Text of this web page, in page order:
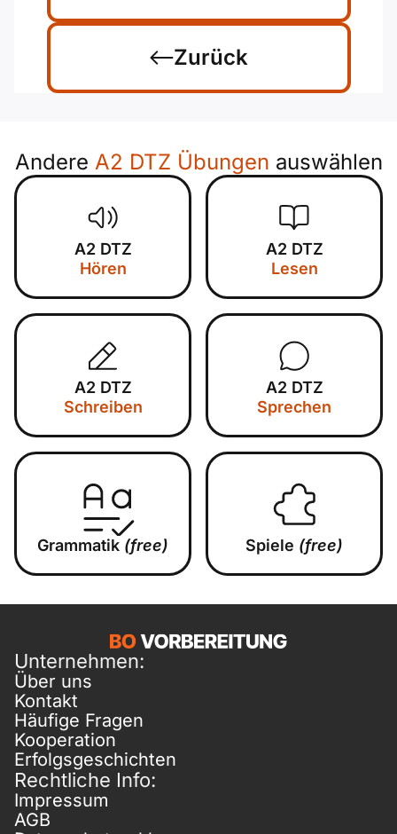
Zurück
Andere A2 DTZ Übungen auswählen
A2 DTZ
Hören
A2 DTZ
Lesen
A2 DTZ
Schreiben
A2 DTZ
Sprechen
Grammatik (free) Spiele (free)
Unternehmen:
Über uns
Kontakt
Häufige Fragen
Kooperation
Erfolgsgeschichten
Rechtliche Info:
Impressum
AGB